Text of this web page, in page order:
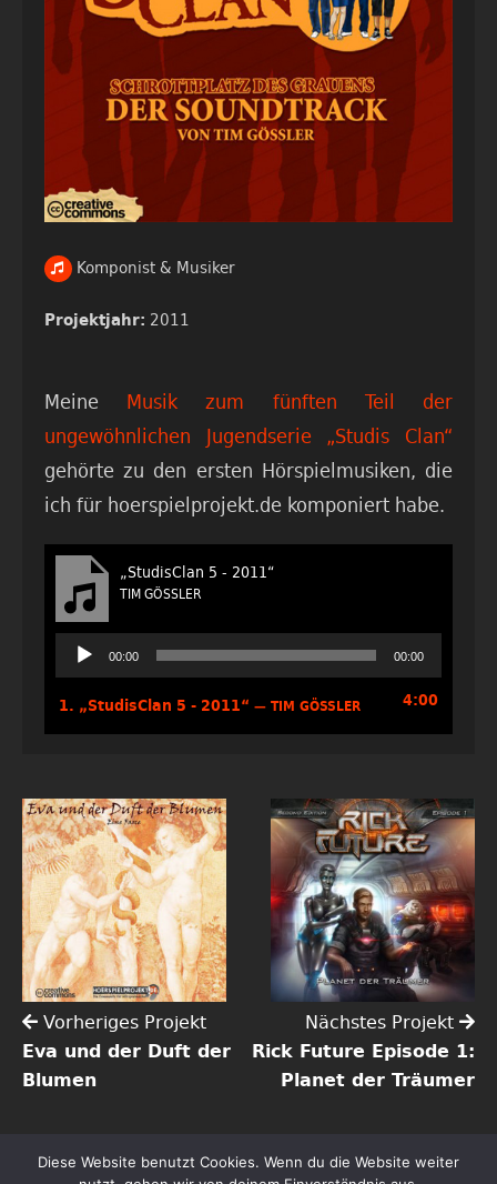
Komponist & Musiker
Projektjahr: 2011
Meine Musik zum fünften Teil der
ungewöhnlichen Jugendserie „Studis Clan“
gehörte zu den ersten Hörspielmusiken, die
ich für hoerspielprojekt.de komponiert habe.
„StudisClan 5 - 2011“
TIM GÖSSLER
Audio-
Player
00:00 00:00
1. „StudisClan 5 - 2011“ — TIM GÖSSLER 4:00
Vorheriges Projekt
Eva und der Duft der
Blumen
Nächstes Projekt
Rick Future Episode 1:
Planet der Träumer
Diese Website benutzt Cookies. Wenn du die Website weiter